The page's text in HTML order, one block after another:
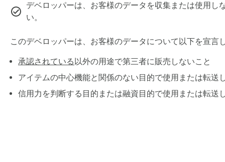
⚙️ 𝗕𝗨𝗜𝗟𝗧 𝗙𝗢𝗥 𝗙𝗔𝗦𝗧𝗘𝗥 𝗪𝗢𝗥𝗞𝗙𝗟𝗢𝗪𝗦
– Framework selector: React, Vue, or plain HTML
– Favorites bar for side-by-side comparison
– Dark / light mode
From idea → prompt → UI in seconds.
デベロッパーは、お客様のデータを収集または使用
い。
このデベロッパーは、お客様のデータについて以下を宣言
承認されている以外の用途で第三者に販売しないこと
アイテムの中心機能と関係のない目的で使用または転送
信用力を判断する目的または融資目的で使用または転送